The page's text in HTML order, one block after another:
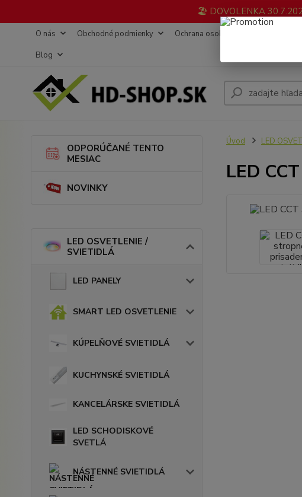
🏖️ DOVOLENKA
O nás Obchodné podmienky Ochrana osobných údajov
Blog
ODPORÚČANÉ TENTO
MESIAC
NOVINKY
LED OSVETLENIE /
SVIETIDLÁ
LED PANELY
SMART LED OSVETLENIE
KÚPELŇOVÉ SVIETIDLÁ
KUCHYNSKÉ SVIETIDLÁ
KANCELÁRSKE SVIETIDLÁ
LED SCHODISKOVÉ
SVETLÁ
NÁSTENNÉ SVIETIDLÁ
Úvod LED
LED